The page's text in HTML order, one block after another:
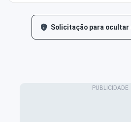
Solicitação para ocultar